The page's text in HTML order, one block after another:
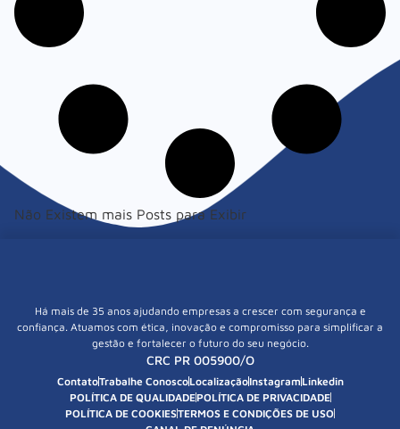
Não Existem mais Posts para Exibir
Há mais de 35 anos ajudando empresas a crescer com segurança e
confiança. Atuamos com ética, inovação e compromisso para simplificar a
gestão e fortalecer o futuro do seu negócio.
CRC PR 005900/O
ContatoTrabalhe ConoscoLocalizaçãoInstagram Linkedin
POLÍTICA DE QUALIDADEPOLÍTICA DE PRIVACIDADE
POLÍTICA DE COOKIESTERMOS E CONDIÇÕES DE USO